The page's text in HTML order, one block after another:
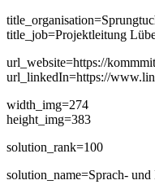
title_job=Projektleitung
url_website=https://
url_linkedIn=https://
width_img=274
height_img=383
solution_rank=100
solution_name=Sprach-